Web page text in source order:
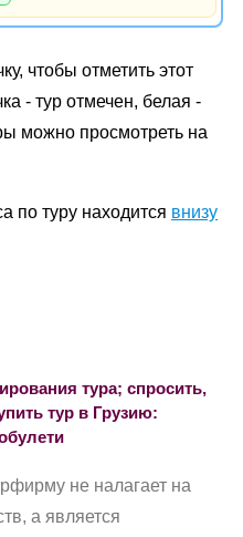
чтобы отметить этот
- тур отмечен, белая -
можно просмотреть на
по туру находится внизу
тура; спросить,
тур в Грузию:
не налагает на
а является